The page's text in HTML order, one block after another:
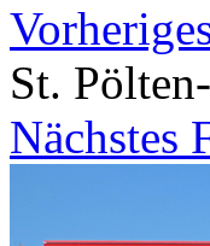
St.
Nächstes